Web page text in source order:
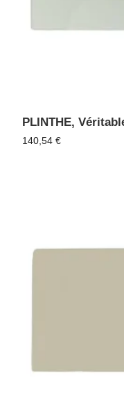
140,54€